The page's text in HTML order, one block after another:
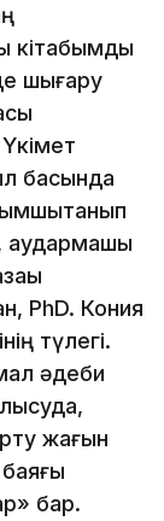
кітабымды
шығару
Үкімет
басында
аудармашы
PhD. Кония
түлегі.
әдеби
жағын
бар.